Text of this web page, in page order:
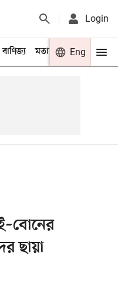
Login
বাণিজ্য মতামত খেলা
Eng
ছায়া